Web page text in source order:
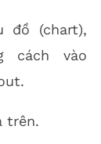
đồ (chart),
cách vào
trên.